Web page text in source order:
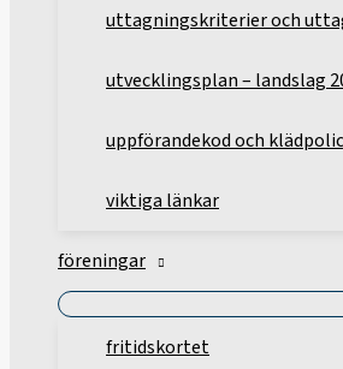
uttagningskriterier och
utvecklingsplan – landslag
uppförandekod och
viktiga länkar
föreningar
fritidskortet